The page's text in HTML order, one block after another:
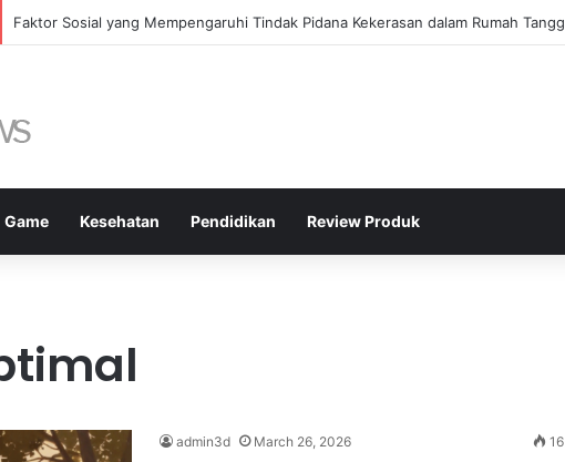
Peran Strategis Kepolisian Dalam Penanganan Kejahatan Siber di Indonesia
Game Kesehatan Pendidikan Review Produk
admin3d March 26, 2026 16